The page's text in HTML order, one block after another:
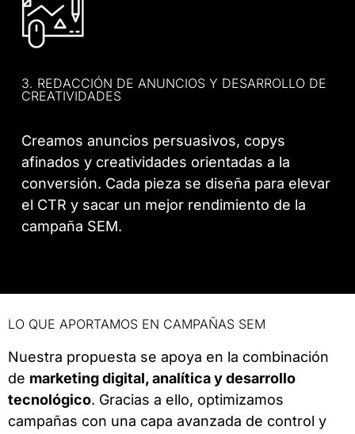
3. REDACCIÓN DE ANUNCIOS Y DESARROLLO DE
CREATIVIDADES
Creamos anuncios persuasivos, copys
afinados y creatividades orientadas a la
conversión. Cada pieza se diseña para elevar
el CTR y sacar un mejor rendimiento de la
campaña SEM.
LO QUE APORTAMOS EN CAMPAÑAS SEM
Nuestra propuesta se apoya en la combinación
de marketing digital, analítica y desarrollo
tecnológico. Gracias a ello, optimizamos
campañas con una capa avanzada de control y